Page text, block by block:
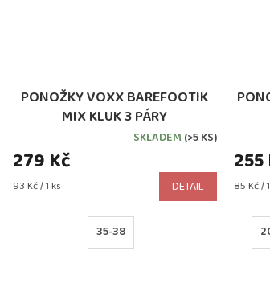
PONOŽKY VOXX BAREFOOTIK
MIX KLUK 3 PÁRY
SKLADEM (>5 KS)
279 Kč
Měrná
93 Kč / 1 ks DETAIL
35-38
255
Měrná
85 Kč /